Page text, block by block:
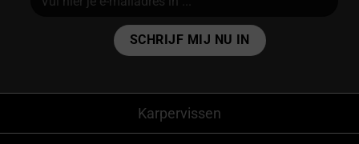
Karpervissen